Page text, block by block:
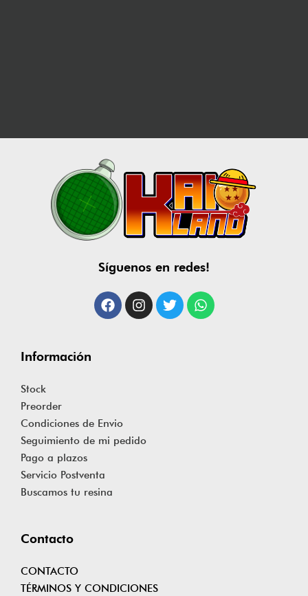
Contacto
CONTACTO
TÉRMINOS Y CONDICIONES
Información
Stock
Preorder
Condiciones de Envio
Seguimiento de mi pedido
Pago a plazos
Servicio Postventa
Buscamos tu resina
Síguenos en redes!